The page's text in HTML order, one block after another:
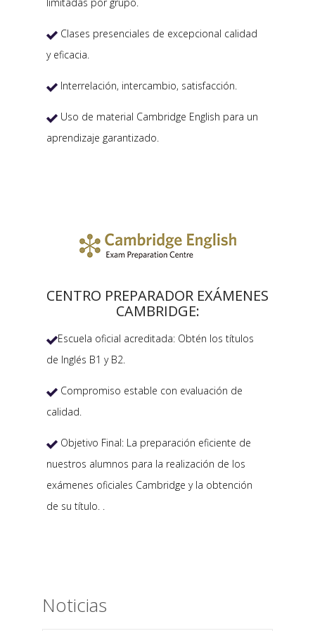
 Clases presenciales de excepcional calidad
y eficacia.
 Interrelación, intercambio, satisfacción.
 Uso de material Cambridge English para un
aprendizaje garantizado.
CENTRO PREPARADOR EXÁMENES
CAMBRIDGE:
Escuela oficial acreditada: Obtén los títulos
de Inglés B1 y B2.
 Compromiso estable con evaluación de
calidad.
 Objetivo Final: La preparación eficiente de
nuestros alumnos para la realización de los
exámenes oficiales Cambridge y la obtención
de su título. .
Noticias